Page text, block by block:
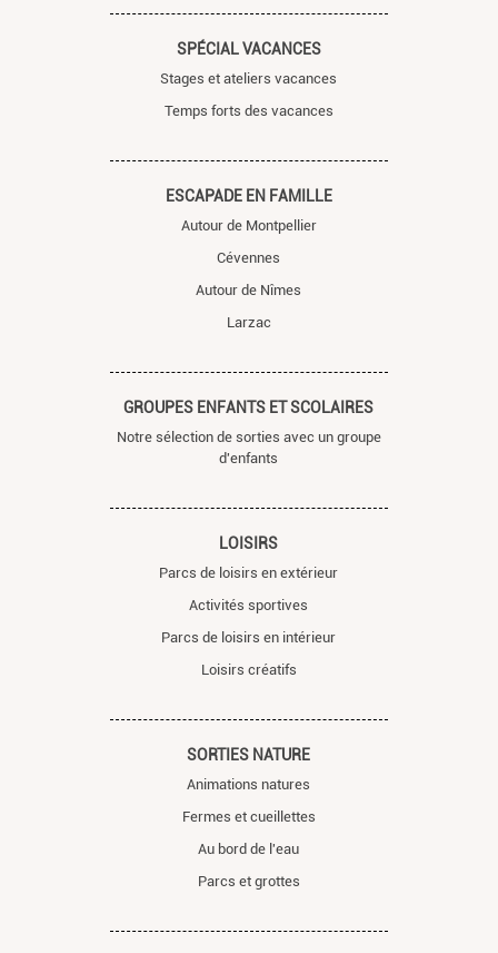
SPÉCIAL VACANCES
Stages et ateliers vacances
Temps forts des vacances
ESCAPADE EN FAMILLE
Autour de Montpellier
Cévennes
Autour de Nîmes
Larzac
GROUPES ENFANTS ET SCOLAIRES
Notre sélection de sorties avec un groupe
d'enfants
LOISIRS
Parcs de loisirs en extérieur
Activités sportives
Parcs de loisirs en intérieur
Loisirs créatifs
SORTIES NATURE
Animations natures
Fermes et cueillettes
Au bord de l'eau
Parcs et grottes